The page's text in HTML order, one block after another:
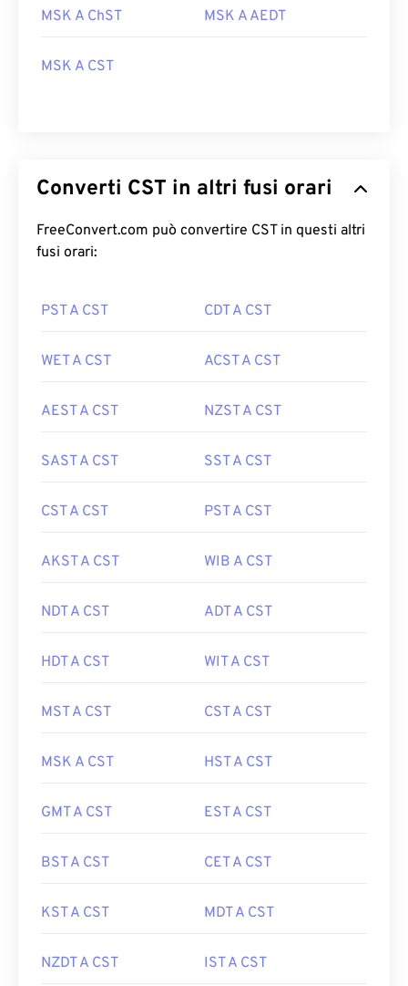
MSK A ChST MSK A AEDT
MSK A CST
Converti CST in altri fusi orari
FreeConvert.com può convertire CST in questi altri
fusi orari:
PST A CST CDT A CST
WET A CST ACST A CST
AEST A CST NZST A CST
SAST A CST SST A CST
CST A CST PST A CST
AKST A CST WIB A CST
NDT A CST ADT A CST
HDT A CST WIT A CST
MST A CST CST A CST
MSK A CST HST A CST
GMT A CST EST A CST
BST A CST CET A CST
KST A CST MDT A CST
NZDT A CST IST A CST